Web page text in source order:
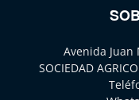
Avenida Juan
SOCIEDAD